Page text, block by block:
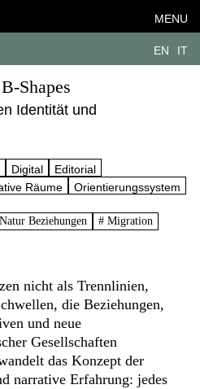
MENU
EN IT
Shapes
Identität und
Digital
Editorial
Räume
Orientierungssystem
Beziehungen
# Migration
nicht als Trennlinien,
die Beziehungen,
und neue
Gesellschaften
das Konzept der
narrative Erfahrung: jedes